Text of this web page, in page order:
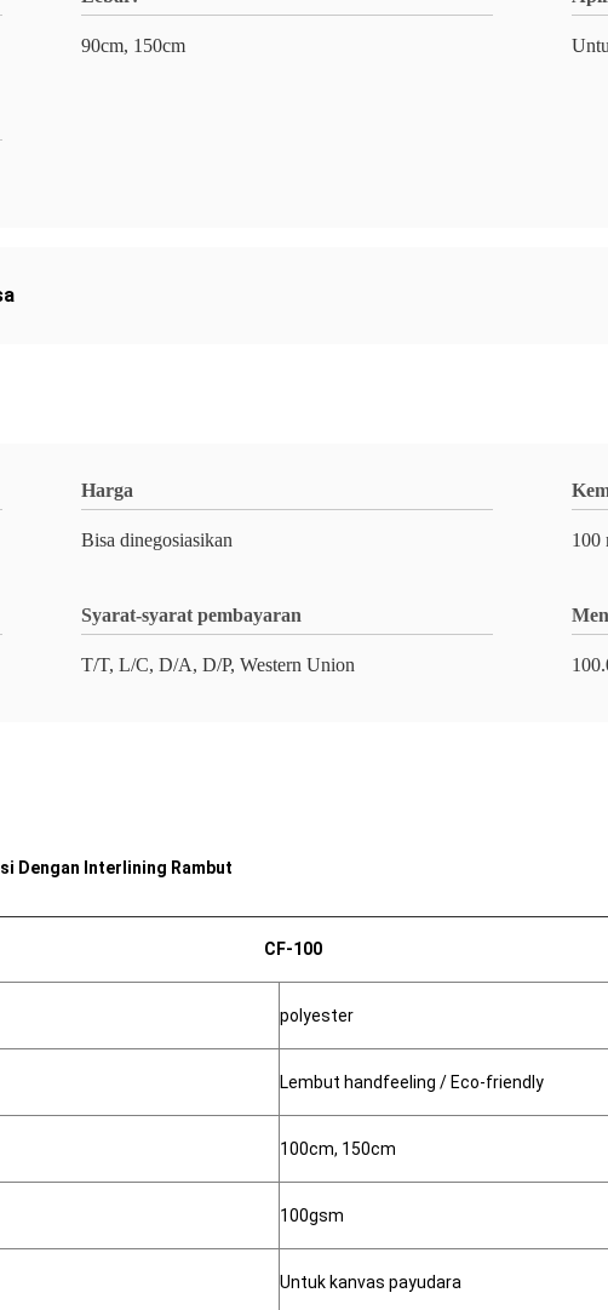
90cm, 150cm
Harga
Bisa dinegosiasikan 100
Syarat-syarat pembayaran
T/T, L/C, D/A, D/P, Western Union
Dengan Interlining Rambut
CF-100
polyester
Lembut handfeeling / Eco-friendly
100cm, 150cm
100gsm
Untuk kanvas payudara